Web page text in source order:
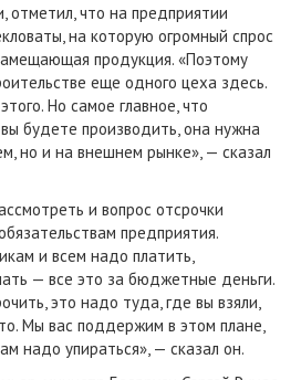
отметил, что на предприятии
на которую огромный спрос
продукция. «Поэтому
еще одного цеха здесь.
Но самое главное, что
будете производить, она нужна
но и на внешнем рынке», — сказал
и вопрос отсрочки
предприятия.
и всем надо платить,
— все это за бюджетные деньги.
это надо туда, где вы взяли,
Мы вас поддержим в этом плане,
надо упираться», — сказал он.